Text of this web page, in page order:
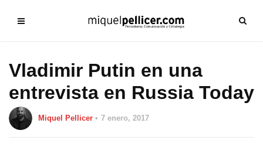
Vladimir Putin en una
entrevista en Russia Today
Miquel Pellicer 7 enero, 2017